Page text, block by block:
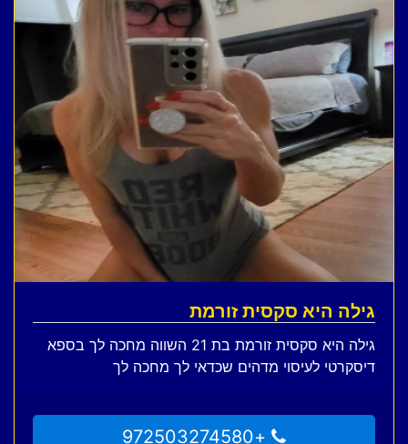
גילה היא סקסית זורמת
גילה היא סקסית זורמת בת 21 השווה מחכה לך בספא
דיסקרטי לעיסוי מדהים שכדאי לך מחכה לך
+972503274580